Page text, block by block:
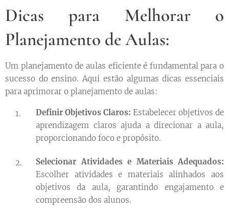
Dicas para Melhorar o
Planejamento de Aulas:
Um planejamento de aulas eficiente é fundamental para o
sucesso do ensino. Aqui estão algumas dicas essenciais
para aprimorar o planejamento de aulas:
Definir Objetivos Claros: Estabelecer objetivos de
aprendizagem claros ajuda a direcionar a aula,
proporcionando foco e propósito.
Selecionar Atividades e Materiais Adequados:
Escolher atividades e materiais alinhados aos
objetivos da aula, garantindo engajamento e
compreensão dos alunos.